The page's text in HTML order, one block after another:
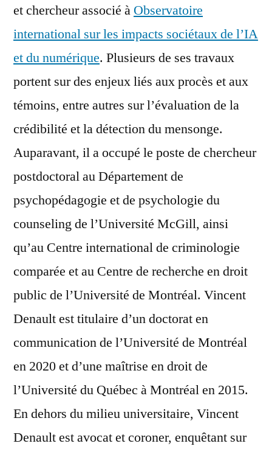
et chercheur associé à Observatoire
international sur les impacts sociétaux de l’IA
et du numérique. Plusieurs de ses travaux
portent sur des enjeux liés aux procès et aux
témoins, entre autres sur l’évaluation de la
crédibilité et la détection du mensonge.
Auparavant, il a occupé le poste de chercheur
postdoctoral au Département de
psychopédagogie et de psychologie du
counseling de l’Université McGill, ainsi
qu’au Centre international de criminologie
comparée et au Centre de recherche en droit
public de l’Université de Montréal. Vincent
Denault est titulaire d’un doctorat en
communication de l’Université de Montréal
en 2020 et d’une maîtrise en droit de
l’Université du Québec à Montréal en 2015.
En dehors du milieu universitaire, Vincent
Denault est avocat et coroner, enquêtant sur